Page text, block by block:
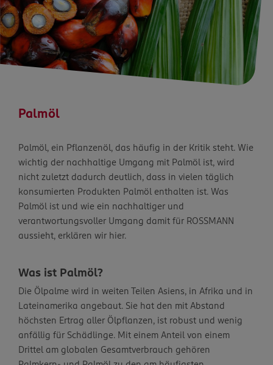
Palmöl
Palmöl, ein Pflanzenöl, das häufig in der Kritik steht. Wie
wichtig der nachhaltige Umgang mit Palmöl ist, wird
nicht zuletzt dadurch deutlich, dass in vielen täglich
konsumierten Produkten Palmöl enthalten ist. Was
Palmöl ist und wie ein nachhaltiger und
verantwortungsvoller Umgang damit für ROSSMANN
aussieht, erklären wir hier.
Was ist Palmöl?
Die Ölpalme wird in weiten Teilen Asiens, in Afrika und in
Lateinamerika angebaut. Sie hat den mit Abstand
höchsten Ertrag aller Ölpflanzen, ist robust und wenig
anfällig für Schädlinge. Mit einem Anteil von einem
Drittel am globalen Gesamtverbrauch gehören